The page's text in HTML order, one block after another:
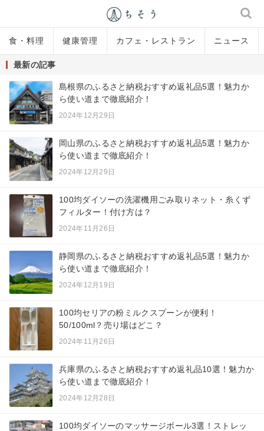
食・料理 健康管理 カフェ・レストラン ニュース
最新の記事
島根県のふるさと納税おすすめ返礼品5選！魅力か
ら使い道まで徹底紹介！
2024年12月29日
岡山県のふるさと納税おすすめ返礼品5選！魅力か
ら使い道まで徹底紹介！
2024年12月29日
100均ダイソーの洗濯機用ごみ取りネット・糸くず
フィルター！付け方は？
2024年11月26日
静岡県のふるさと納税おすすめ返礼品5選！魅力か
ら使い道まで徹底紹介！
2024年12月19日
100均セリアの粉ミルクスプーンが便利！
50/100ml？売り場はどこ？
2024年11月26日
兵庫県のふるさと納税おすすめ返礼品10選！魅力か
ら使い道まで徹底紹介！
2024年12月28日
100均ダイソーのマッサージボール3選！ストレッ